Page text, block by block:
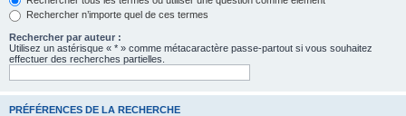
Rechercher n’importe quel de ces termes
Rechercher par auteur :
Utilisez un astérisque « * » comme métacaractère passe-partout si vous souhaitez
effectuer des recherches partielles.
PRÉFÉRENCES DE LA RECHERCHE